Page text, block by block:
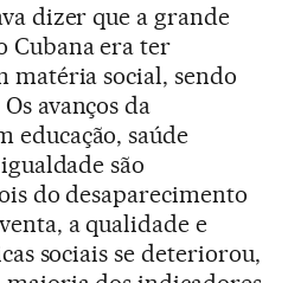
dizer que a grande
Cubana era ter
matéria social, sendo
avanços da
educação, saúde
são
do desaparecimento
a qualidade e
sociais se deteriorou,